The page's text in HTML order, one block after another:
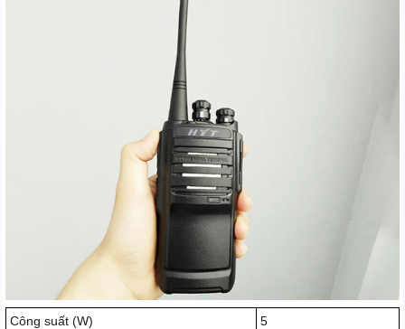
Công suất (W)
5